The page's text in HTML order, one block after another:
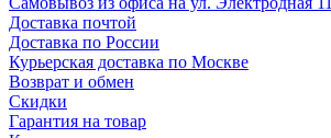
Доставка почтой
Доставка по России
Курьерская доставка по Москве
Возврат и обмен
Скидки
Гарантия на товар